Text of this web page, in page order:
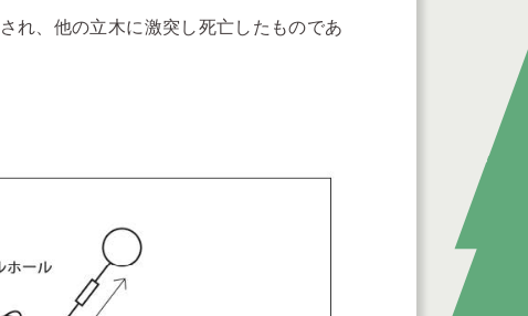
れ、他の立木に激突し死亡したものであ